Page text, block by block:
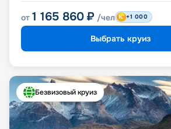
от 1 165 860 ₽ /чел +1 000
Выбрать круиз
Безвизовый круиз